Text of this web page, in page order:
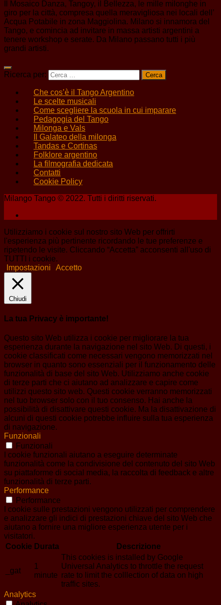
Il Mosaico Danza, Tangoy, il Bellezza, le mille milonghe in
giro per la città, compresa quella meravigliosa nei locali dell’
Acqua Potabile in zona Maggiolina. Milano si innamora del
Tango, e comincia ad invitare in massa artisti argentini a
tenere workshop e serate. Da Milano passano tutti i più
grandi artisti.
Ricerca per:
Che cos’è il Tango Argentino
Le scelte musicali
Come scegliere la scuola in cui imparare
Pedagogia del Tango
Milonga e Vals
Il Galateo della milonga
Tandas e Cortinas
Folklore argentino
La filmografia dedicata
Contatti
Cookie Policy
Milango Tango © 2022. Tutti i diritti riservati.
Utilizziamo i cookie sul nostro sito Web per offrirti
l'esperienza più pertinente ricordando le tue preferenze e
ripetendo le visite. Cliccando “Accetta” acconsenti all'uso di
TUTTI i cookie.
Impostazioni
Accetto
Chiudi
La tua Privacy è importante!
Questo sito Web utilizza i cookie per migliorare la tua
esperienza durante la navigazione nel sito Web. Di questi, i
cookie classificati come necessari vengono memorizzati nel
browser in quanto sono essenziali per il funzionamento delle
funzionalità di base del sito Web. Utilizziamo anche cookie
di terze parti che ci aiutano ad analizzare e capire come
utilizzi questo sito web. Questi cookie verranno memorizzati
nel tuo browser solo con il tuo consenso. Hai anche la
possibilità di disattivare questi cookie. Ma la disattivazione di
alcuni di questi cookie potrebbe influire sulla tua esperienza
di navigazione.
Funzionali
Funzionali
I cookie funzionali aiutano a eseguire determinate
funzionalità come la condivisione del contenuto del sito Web
su piattaforme di social media, la raccolta di feedback e altre
funzionalità di terze parti.
Performance
Performance
I cookie sulle prestazioni vengono utilizzati per comprendere
e analizzare gli indici di prestazioni chiave del sito Web che
aiutano a fornire una migliore esperienza utente per i
visitatori.
Cookie Durata Descrizione
_gat
1
minute
This cookies is installed by Google
Universal Analytics to throttle the request
rate to limit the colllection of data on high
traffic sites.
Analytics